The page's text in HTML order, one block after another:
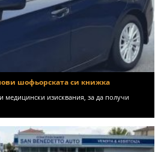
шофьорската си книжка
медицински изисквания, за да получи